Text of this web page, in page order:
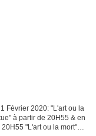
Février 2020: "L'art ou la
à partir de 20H55 & en
"L'art ou la mort"